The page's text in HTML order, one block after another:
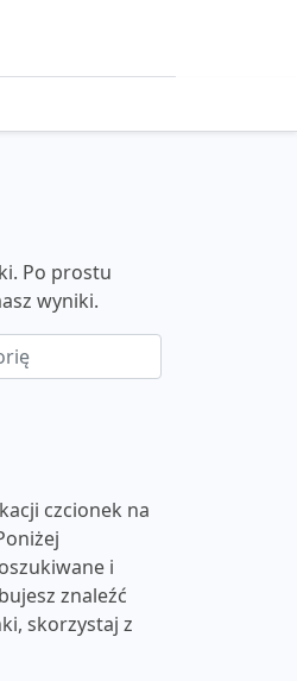
Po prostu
wyniki.
czcionek na
i
znaleźć
skorzystaj z